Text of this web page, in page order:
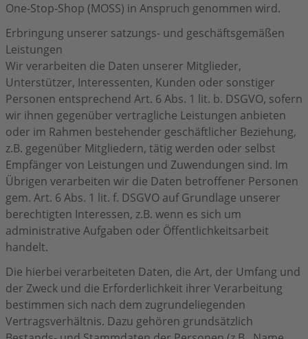
One-Stop-Shop (MOSS) in Anspruch genommen wird.
Erbringung unserer satzungs- und geschäftsgemäßen
Leistungen
Wir verarbeiten die Daten unserer Mitglieder,
Unterstützer, Interessenten, Kunden oder sonstiger
Personen entsprechend Art. 6 Abs. 1 lit. b. DSGVO, sofern
wir ihnen gegenüber vertragliche Leistungen anbieten
oder im Rahmen bestehender geschäftlicher Beziehung,
z.B. gegenüber Mitgliedern, tätig werden oder selbst
Empfänger von Leistungen und Zuwendungen sind. Im
Übrigen verarbeiten wir die Daten betroffener Personen
gem. Art. 6 Abs. 1 lit. f. DSGVO auf Grundlage unserer
berechtigten Interessen, z.B. wenn es sich um
administrative Aufgaben oder Öffentlichkeitsarbeit
handelt.
Die hierbei verarbeiteten Daten, die Art, der Umfang und
der Zweck und die Erforderlichkeit ihrer Verarbeitung
bestimmen sich nach dem zugrundeliegenden
Vertragsverhältnis. Dazu gehören grundsätzlich